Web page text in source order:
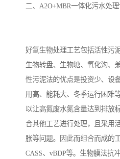
二、A2O+MBR一体化污水处
好氧生物处理工艺包括活性污
生物转盘、生物塘、氧化沟、
性污泥法的优点是投资少、设
用高、能耗大、冬季运行困难
以让高氮废水氮含量达到排放
合其他工艺进行处理，且采用
胀等问题。因此而组合而成的
CASS、vBDP等。生物膜法抗
农村生活污水处理设备
疗养院污水处理设备
生活污水处理设备
风景区生活一体化设备